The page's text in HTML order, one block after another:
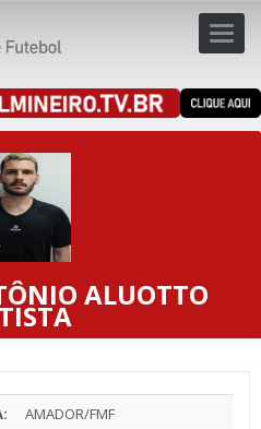
ALUOTTO
AMADOR/FMF